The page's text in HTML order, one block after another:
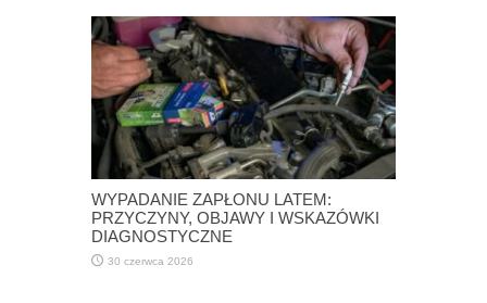
WYPADANIE ZAPŁONU LATEM:
PRZYCZYNY, OBJAWY I WSKAZÓWKI
DIAGNOSTYCZNE
30 czerwca 2026